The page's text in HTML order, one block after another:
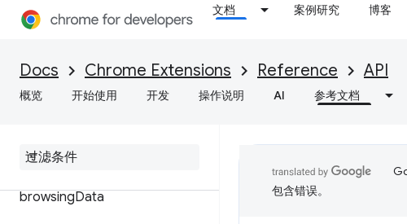
文档 案例研究 博客
Docs Chrome Extensions Reference API
概览 开始使用 开发 操作说明 AI 参考文档
accessibilityFeatures
alarms
bookmarks
browsingData
包含错误。